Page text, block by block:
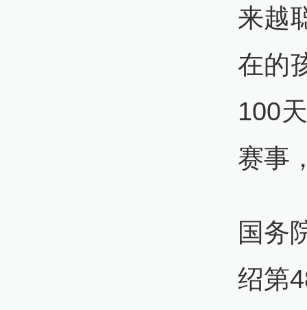
来越
在的
100
赛事
国务
绍第